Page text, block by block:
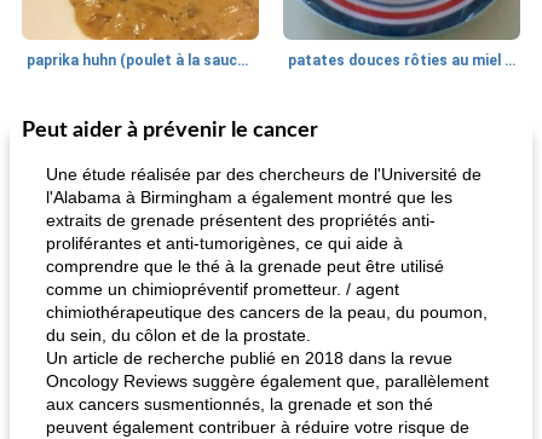
paprika huhn (poulet à la sauce paprika). patates douces rôties au miel / kumara
25min
Petit déjeuner et brunch
quinoa petit déjeuner méditerranéen
Viande et volaille
Peut aider à prévenir le cancer
Une étude réalisée par des chercheurs de l'Université de
l'Alabama à Birmingham a également montré que les
extraits de grenade présentent des propriétés anti-
proliférantes et anti-tumorigènes, ce qui aide à
comprendre que le thé à la grenade peut être utilisé
comme un chimiopréventif prometteur. / agent
chimiothérapeutique des cancers de la peau, du poumon,
du sein, du côlon et de la prostate.
Un article de recherche publié en 2018 dans la revue
Oncology Reviews suggère également que, parallèlement
aux cancers susmentionnés, la grenade et son thé
peuvent également contribuer à réduire votre risque de